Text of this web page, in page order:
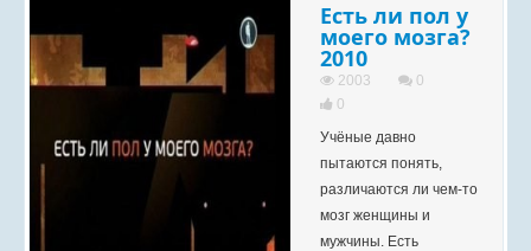
Есть ли пол у
моего мозга?
2010
2003
0
0
Учёные давно
пытаются понять,
различаются ли чем-то
мозг женщины и
мужчины. Есть